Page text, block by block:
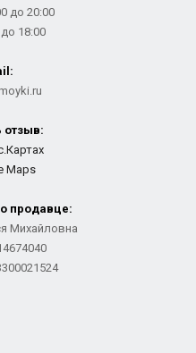
до 20:00
18:00
отзыв:
Maps
продавце:
Михайловна